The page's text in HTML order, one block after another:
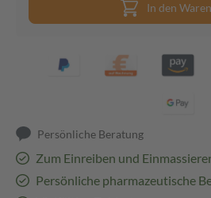
In den
Persönliche Beratung
Zum Einreiben und
Persönliche pharmazeutische